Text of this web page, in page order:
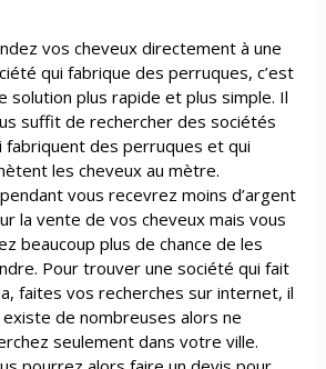
vos cheveux directement à une
qui fabrique des perruques, c’est
solution plus rapide et plus simple. Il
suffit de rechercher des sociétés
fabriquent des perruques et qui
les cheveux au mètre.
vous recevrez moins d’argent
la vente de vos cheveux mais vous
beaucoup plus de chance de les
Pour trouver une société qui fait
faites vos recherches sur internet, il
existe de nombreuses alors ne
seulement dans votre ville.